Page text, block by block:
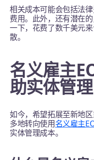
相关成本可能会包括法
费用。此外，还有潜在
一下，花费了数千美元
散。
名义雇主
助实体管理
如今，希望拓展至新地
多地转向使用名义雇主
实体管理成本。